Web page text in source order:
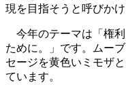
現を目指そうと呼びか
今年のテーマは「権
ために。」です。ムー
セージを黄色いミモザ
ています。